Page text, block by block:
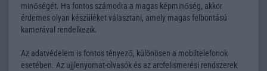
minőségét. Ha fontos számodra a magas képminőség, akkor
érdemes olyan készüléket választani, amely magas felbontású
kamerával rendelkezik.
Az adatvédelem is fontos tényező, különösen a mobiltelefonok
esetében. Az ujjlenyomat-olvasók és az arcfelismerési rendszerek